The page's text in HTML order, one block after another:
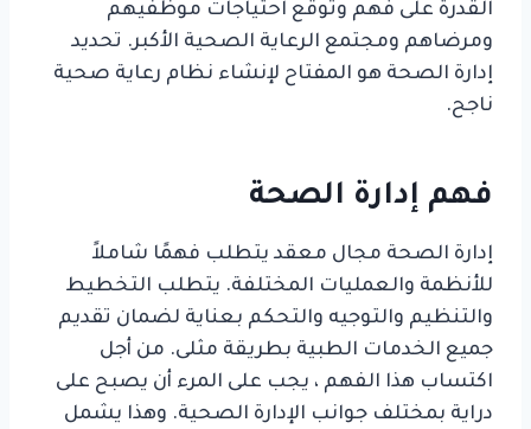
القدرة على فهم وتوقع احتياجات موظفيهم
ومرضاهم ومجتمع الرعاية الصحية الأكبر. تحديد
إدارة الصحة هو المفتاح لإنشاء نظام رعاية صحية
ناجح.
فهم إدارة الصحة
إدارة الصحة مجال معقد يتطلب فهمًا شاملاً
للأنظمة والعمليات المختلفة. يتطلب التخطيط
والتنظيم والتوجيه والتحكم بعناية لضمان تقديم
جميع الخدمات الطبية بطريقة مثلى. من أجل
اكتساب هذا الفهم ، يجب على المرء أن يصبح على
دراية بمختلف جوانب الإدارة الصحية. وهذا يشمل